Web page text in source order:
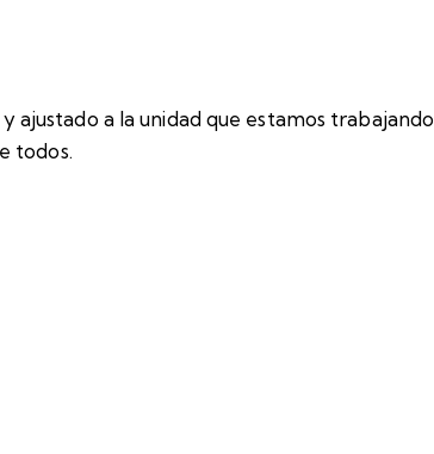
a la unidad que estamos trabajando
todos.